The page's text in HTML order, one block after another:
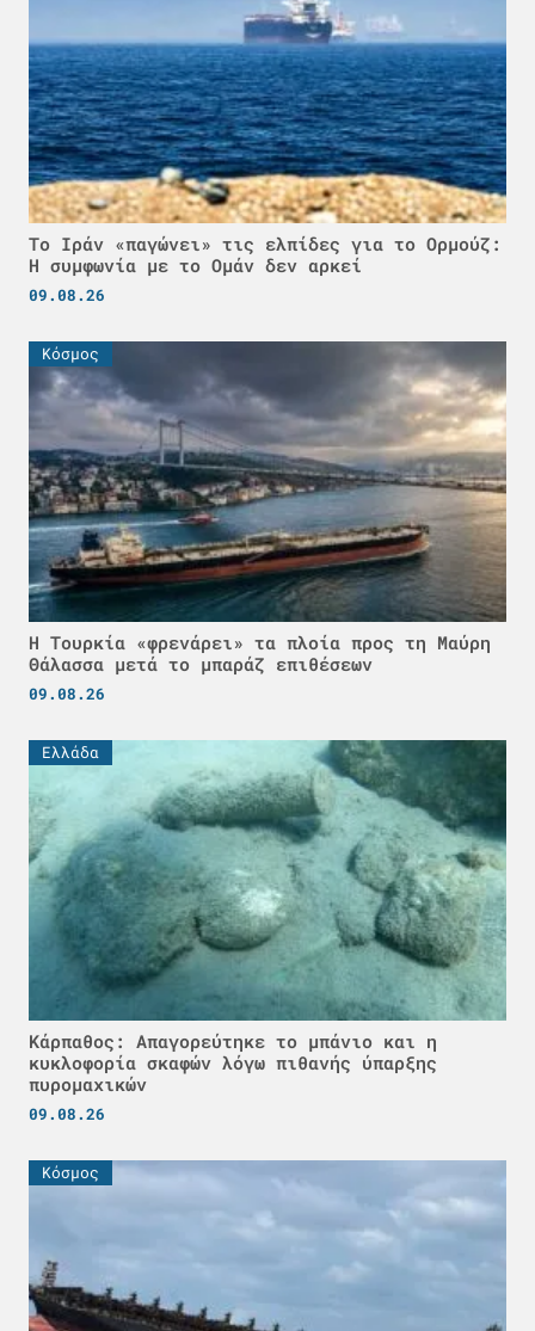
Το Ιράν «παγώνει» τις ελπίδες για το Ορμούζ:
Η συμφωνία με το Ομάν δεν αρκεί
09.08.26
Κόσμος
Η Τουρκία «φρενάρει» τα πλοία προς τη Μαύρη
Θάλασσα μετά το μπαράζ επιθέσεων
09.08.26
Ελλάδα
Κάρπαθος: Απαγορεύτηκε το μπάνιο και η
κυκλοφορία σκαφών λόγω πιθανής ύπαρξης
πυρομαχικών
09.08.26
Κόσμος